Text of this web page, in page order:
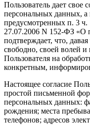
Пользователь дает свое
персональных данных,
предусмотренных п. 3 ч.
27.07.2006 N 152-ФЗ «О
подтверждает, что, давая
свободно, своей волей и
Пользователя на
конкретным,
Настоящее согласие
простой письменной
персональных данных:
рождения; места
телефонов; адресов